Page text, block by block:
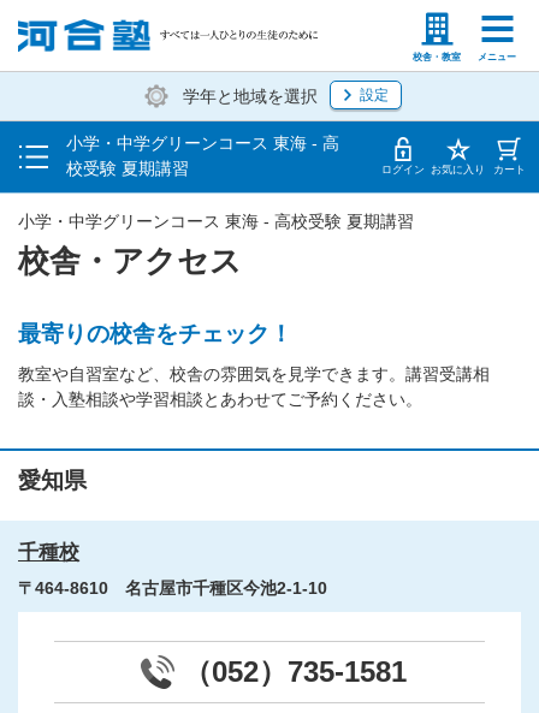
校舎・教室 メニュー
塾生の方 高等学校の先生
学年と地域を選択 設定
小学・中学グリーンコース 東海 - 高
校受験 夏期講習
受講認定取得方法
校舎・アクセス
夏期講習デジタルカタログ ログイン お気に入り カート
校舎・アクセス
小学・中学グリーンコース 東海 - 高校受験 夏期講習
最寄りの校舎をチェック！
教室や自習室など、校舎の雰囲気を見学できます。講習受講相
談・入塾相談や学習相談とあわせてご予約ください。
愛知県
千種校
〒464-8610 名古屋市千種区今池2-1-10
（052）735-1581